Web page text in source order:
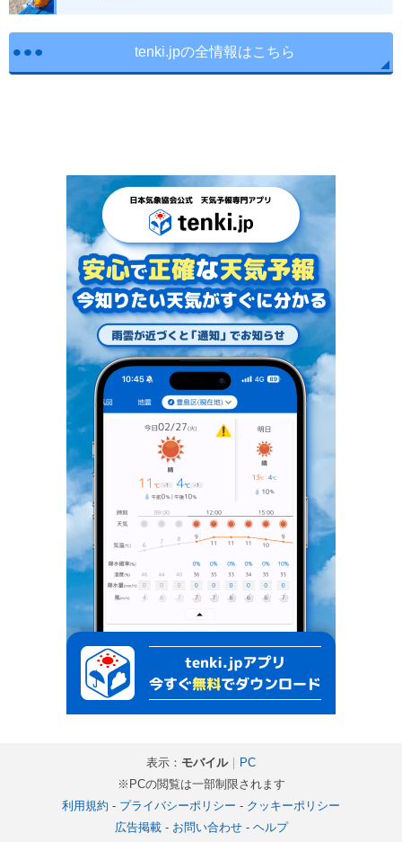
tenki.jpの全情報はこちら
表示： モバイル｜ PC
※PCの閲覧は一部制限されます
利用規約 - プライバシーポリシー - クッキーポリシー
広告掲載- お問い合わせ- ヘルプ